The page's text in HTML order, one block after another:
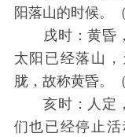
阳落山的时候。
戌时：黄昏，
太阳已经落山
胧，故称黄昏。
亥时：人定，
们也已经停止